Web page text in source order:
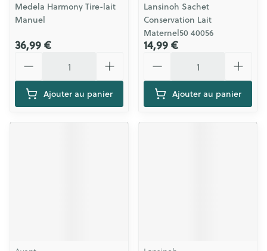
Medela Harmony Tire-lait
Manuel
36,99 €
Ajouter au panier
Lansinoh Sachet
Conservation Lait
Maternel50 40056
14,99 €
Ajouter au panier